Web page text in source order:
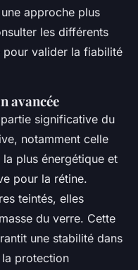
approche plus
les différents
pour valider la fiabilité
avancée
significative du
notamment celle
plus énergétique et
pour la rétine.
teintés, elles
du verre. Cette
une stabilité dans
protection